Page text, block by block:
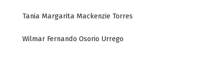
Tania Margarita Mackenzie Torres
Wilmar Fernando Osorio Urrego